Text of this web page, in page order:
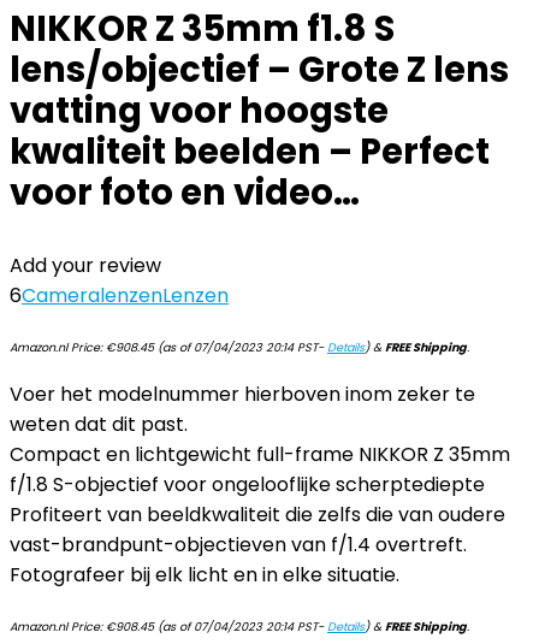
NIKKOR Z 35mm f1.8 S
lens/objectief – Grote Z lens
vatting voor hoogste
kwaliteit beelden – Perfect
voor foto en video…
Add your review
6CameralenzenLenzen
Amazon.nl Price: €908.45(as of 07/04/2023 20:14 PST-Details)&FREE Shipping.
Voer het modelnummer hierboven inom zeker te
weten dat dit past.
Compact en lichtgewicht full-frame NIKKOR Z 35mm
f/1.8 S-objectief voor ongelooflijke scherptediepte
Profiteert van beeldkwaliteit die zelfs die van oudere
vast-brandpunt-objectieven van f/1.4 overtreft.
Fotografeer bij elk licht en in elke situatie.
Amazon.nl Price: €908.45(as of 07/04/2023 20:14 PST-Details)&FREE Shipping.